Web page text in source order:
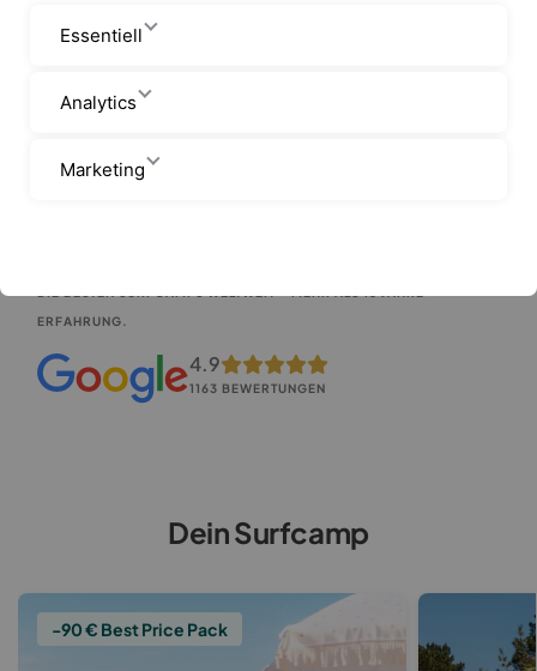
ERLEBE EINEN UNVERGESSLICHEN SURFURLAUB!
ERFAHRUNG.
4.9
1163 BEWERTUNGEN
Dein Surfcamp
-90 € Best Price Pack
Essentiell
Analytics
Marketing